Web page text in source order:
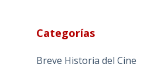
Categorías
Breve Historia del Cine